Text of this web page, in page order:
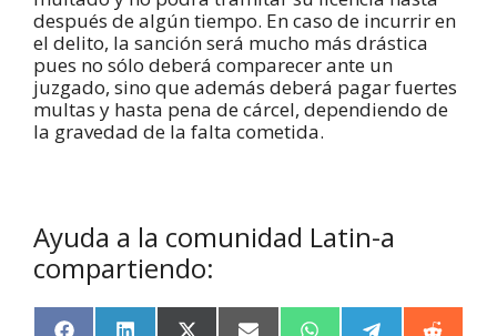
después de algún tiempo. En caso de incurrir en
el delito, la sanción será mucho más drástica
pues no sólo deberá comparecer ante un
juzgado, sino que además deberá pagar fuertes
multas y hasta pena de cárcel, dependiendo de
la gravedad de la falta cometida.
Ayuda a la comunidad Latin-a
compartiendo: